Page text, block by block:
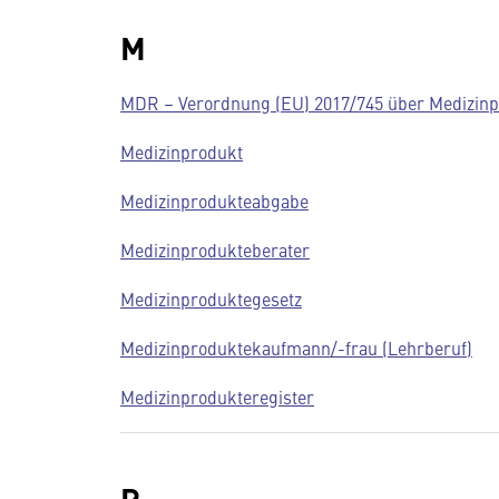
M
MDR – Verordnung (EU) 2017/745 über
Medizinprodukt
Medizinprodukteabgabe
Medizinprodukteberater
Medizinproduktegesetz
Medizinproduktekaufmann/-frau (Lehrberuf)
Medizinprodukteregister